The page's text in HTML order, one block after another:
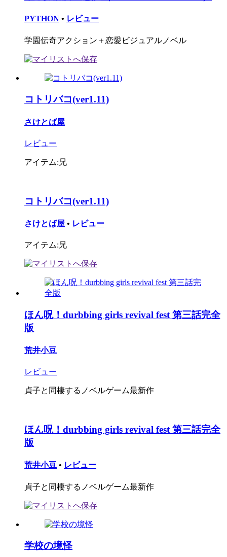
PYTHON • レビュー
学園伝奇アクション＋恋愛ビジュアルノベル
コトリバコ(ver1.11)
さけとば屋
レビュー
アイテム:兄
コトリバコ(ver1.11)
さけとば屋 • レビュー
アイテム:兄
ほん呪！durbbing girls revival fest 第三話完全
版
荒井小豆
レビュー
貞子と同棲するノベルゲーム最新作
ほん呪！durbbing girls revival fest 第三話完全
版
荒井小豆 • レビュー
貞子と同棲するノベルゲーム最新作
学校の境怪